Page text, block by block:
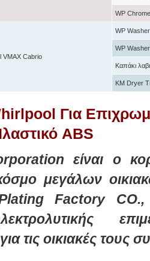
WP
VMAX Cabrio
WP
WP
Καπάκι
KM Dryer
Για
ABS
είναι ο
μεγάλων
Factory CO.,
τις οικιακές τους